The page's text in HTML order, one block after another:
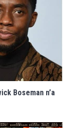
Boseman n’a